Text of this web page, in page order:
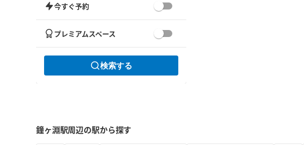
今すぐ予約
プレミアムスペース
検索する
鐘ヶ淵駅周辺の駅から探す